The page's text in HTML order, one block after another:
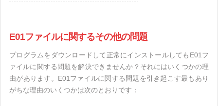
E01ファイルに関するその他の問題
プログラムをダウンロードして正常にインストールしてもE01フ
ァイルに関する問題を解決できませんか？それにはいくつかの理
由があります。E01ファイルに関する問題を引き起こす最もあり
がちな理由のいくつかは次のとおりです：